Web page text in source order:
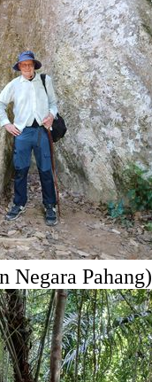
Negara Pahang)